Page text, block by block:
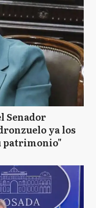
Senador
ya los
patrimonio"